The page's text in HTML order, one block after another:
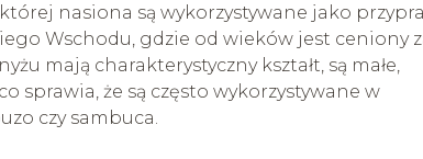
nasiona są wykorzystywane jako
Wschodu, gdzie od wieków jest ceniony
mają charakterystyczny kształt, są małe,
sprawia, że są często wykorzystywane w
czy sambuca.